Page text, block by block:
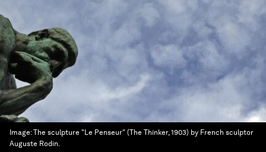
Image:The sculpture "Le Penseur" (The Thinker, 1903) by French sculptor
Auguste Rodin.